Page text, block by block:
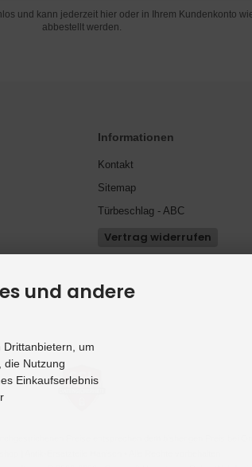
und kann jederzeit hier oder in Ihrem Kundenkonto
abbestellt werden.
Informationen
Kontakt
Sitemap
Türbeschlag - ABC
Vertrag widerrufen
Preise entsprechen dem bisherigen Preis bei
und andere
Drittanbietern, um
die Nutzung
Einkaufserlebnis